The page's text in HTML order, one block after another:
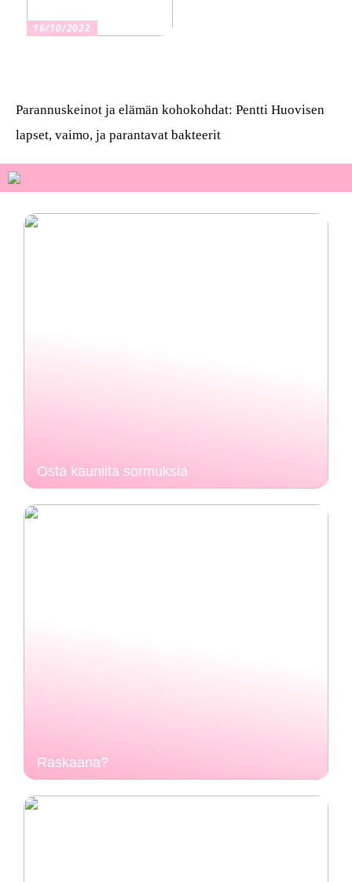
16/10/2022
Parannuskeinot ja elämän kohokohdat: Pentti Huovisen
lapset, vaimo, ja parantavat bakteerit
Osta kauniita sormuksia
Raskaana?